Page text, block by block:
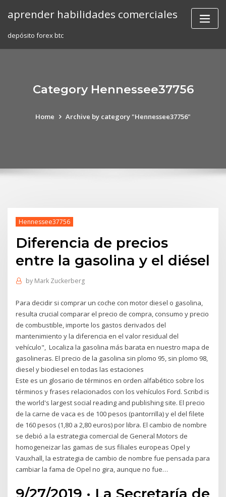
aprender habilidades comerciales
depósito forex btc
Category Hennessee37756
Home Archive by category "Hennessee37756"
Hennessee37756
Diferencia de precios
entre la gasolina y el diésel
by Mark Zuckerberg
Para decidir si comprar un coche con motor diesel o gasolina,
resulta crucial comparar el precio de compra, consumo y precio
de combustible, importe los gastos derivados del
mantenimiento y la diferencia en el valor residual del
vehículo", Localiza la gasolina más barata en nuestro mapa de
gasolineras. El precio de la gasolina sin plomo 95, sin plomo 98,
diesel y biodiesel en todas las estaciones
Este es un glosario de términos en orden alfabético sobre los
términos y frases relacionados con los vehículos Ford. Scribd is
the world's largest social reading and publishing site. El precio
de la carne de vaca es de 100 pesos (pantorrilla) y el del filete
de 160 pesos (1,80 a 2,80 euros) por libra. El cambio de nombre
se debió a la estrategia comercial de General Motors de
homogeneizar las gamas de sus filiales europeas Opel y
Vauxhall, la estrategia de cambio de nombre fue pensada para
cambiar la fama de Opel no gira, aunque no fue…